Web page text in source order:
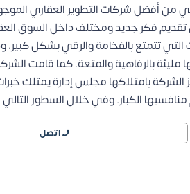
من أفضل شركات التطوير العقاري
تتمتع بالفخامة والرقي بشكل كبير،
بالرفاهية والمتعة.كما قامت
بامتلاكها مجلس إدارة يمتلك
الكبار.وفي خلال السطور
اتصل